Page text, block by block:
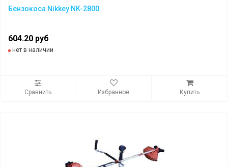
Бензокоса Nikkey NK-2800
604.20 руб
нет в наличии
Сравнить Избранное Купить